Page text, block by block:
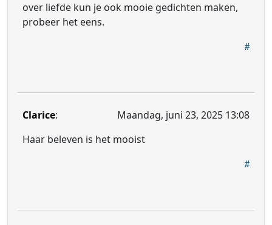
over liefde kun je ook mooie gedichten maken,
probeer het eens.
Clarice:
Maandag, juni 23, 2025 13:08
Haar beleven is het mooist